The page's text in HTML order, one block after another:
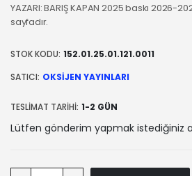
YAZARI: BARIŞ KAPAN 2025 baskı 2026-
sayfadır.
STOK KODU: 152.01.25.01.121.0011
SATICI: OKSIJEN YAYINLARI
TESLIMAT TARIHI: 1-2 GÜN
Lütfen gönderim yapmak istediğiniz